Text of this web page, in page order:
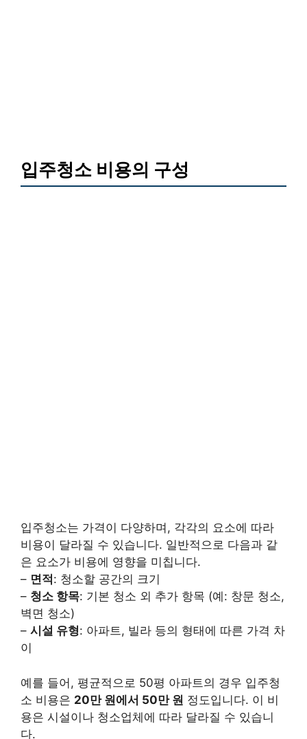
입주청소 비용의 구성
입주청소는 가격이 다양하며, 각각의 요소에 따라
비용이 달라질 수 있습니다. 일반적으로 다음과 같
은 요소가 비용에 영향을 미칩니다.
– 면적 : 청소할 공간의 크기
– 청소 항목: 기본 청소 외 추가 항목 (예: 창문 청소,
벽면 청소)
– 시설 유형: 아파트, 빌라 등의 형태에 따른 가격 차
이
예를 들어, 평균적으로 50평 아파트의 경우 입주청
소 비용은 20만 원에서 50만 원 정도입니다. 이 비
용은 시설이나 청소업체에 따라 달라질 수 있습니
다.